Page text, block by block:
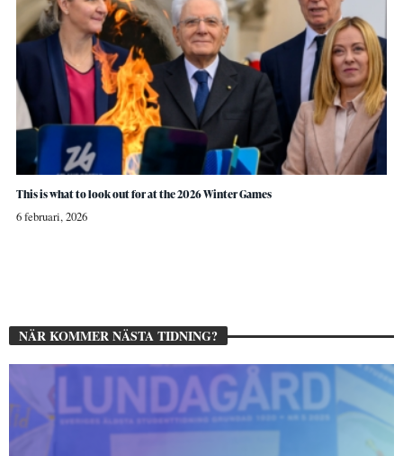
This is what to look out for at the 2026 Winter Games
6 februari, 2026
NÄR KOMMER NÄSTA TIDNING?